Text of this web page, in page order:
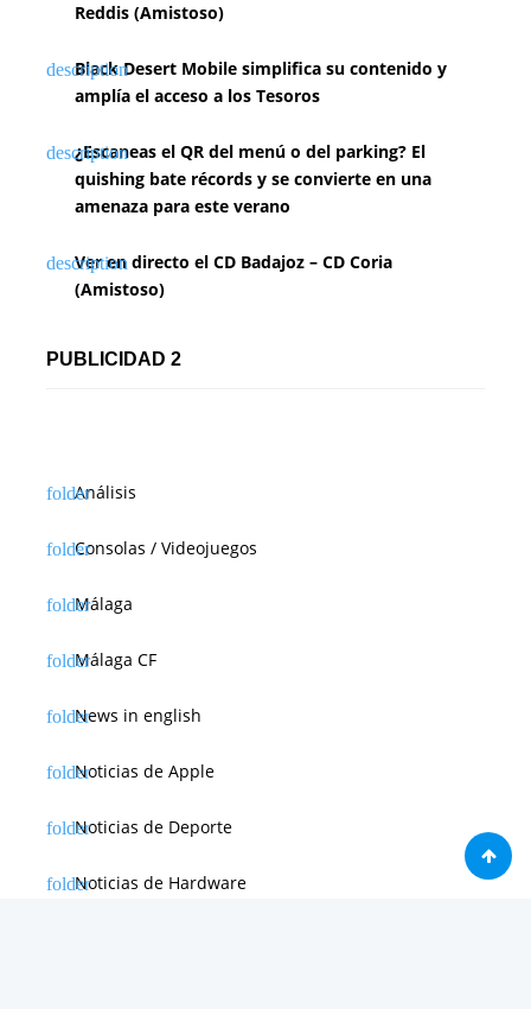
Reddis (Amistoso)
Black Desert Mobile simplifica su contenido y
amplía el acceso a los Tesoros
¿Escaneas el QR del menú o del parking? El
quishing bate récords y se convierte en una
amenaza para este verano
Ver en directo el CD Badajoz – CD Coria
(Amistoso)
PUBLICIDAD 2
Análisis
Consolas / Videojuegos
Málaga
Málaga CF
News in english
Noticias de Apple
Noticias de Deporte
Noticias de Hardware